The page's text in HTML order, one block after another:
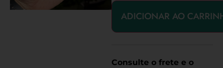
ADICIONAR AO
Consulte o frete e o